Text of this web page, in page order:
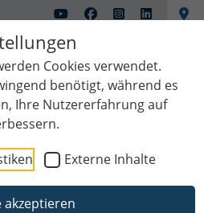
Cookies verwendet.
benötigt, während es
Ihre Nutzererfahrung auf
Externe Inhalte
akzeptieren